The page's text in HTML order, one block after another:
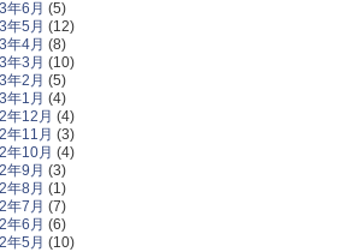
年6月 (5)
年5月 (12)
年4月 (8)
年3月 (10)
年2月 (5)
年1月 (4)
年12月 (4)
年11月 (3)
年10月 (4)
年9月 (3)
年8月 (1)
年7月 (7)
年6月 (6)
年5月 (10)